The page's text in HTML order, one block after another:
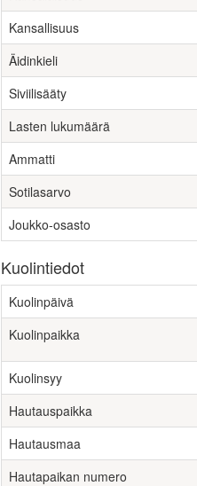
Kansallisuus
Äidinkieli
Siviilisääty
Lasten lukumäärä
Ammatti
Sotilasarvo
Joukko-osasto
Kuolintiedot
Kuolinpäivä
Kuolinpaikka
Kuolinsyy
Hautauspaikka
Hautausmaa
Hautapaikan numero